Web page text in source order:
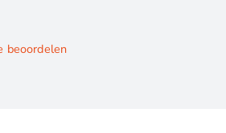
beoordelen